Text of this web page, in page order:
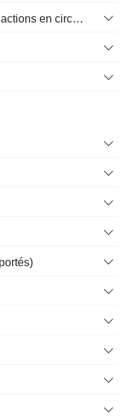
Moyenne pondérée diluée des actions en circulation